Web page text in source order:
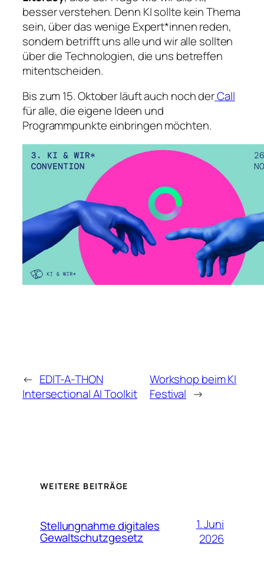
besser verstehen. Denn KI sollte kein Thema
sein, über das wenige Expert*innen reden,
sondern betrifft uns alle und wir alle sollten
über die Technologien, die uns betreffen
mitentscheiden.
Bis zum 15. Oktober läuft auch noch derCall
für alle, die eigene Ideen und
Programmpunkte einbringen möchten.
← EDIT-A-THON
Intersectional AI Toolkit
Workshop beim KI
Festival →
WEITERE BEITRÄGE
Stellungnahme digitales
Gewaltschutzgesetz
1. Juni
2026